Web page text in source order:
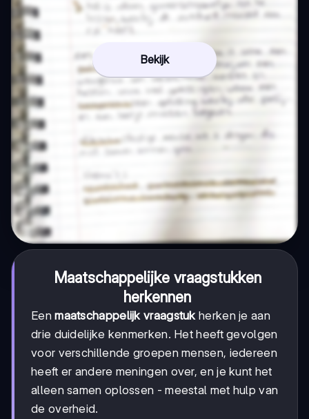
Bekijk
Maatschappelijke vraagstukken
herkennen
Eenmaatschappelijk vraagstuk herken je aan
drie duidelijke kenmerken. Het heeft gevolgen
voor verschillende groepen mensen, iedereen
heeft er andere meningen over, en je kunt het
alleen samen oplossen - meestal met hulp van
de overheid.